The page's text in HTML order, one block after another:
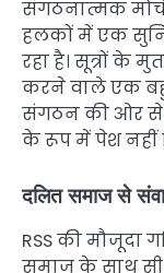
संगठनात्मक
हलकों में एक
रहा है। सूत्रों के
करने वाले एक
संगठन की ओर से
के रूप में पेश नहीं
दलित समाज से
RSS की मौजूदा
समाज के साथ